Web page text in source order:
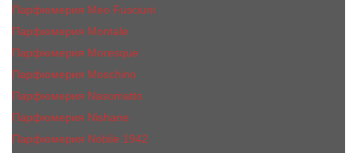
Парфюмерия Meo Fusciuni
Парфюмерия Montale
Парфюмерия Moresque
Парфюмерия Moschino
Парфюмерия Nasomatto
Парфюмерия Nishane
Парфюмерия Nobile 1942